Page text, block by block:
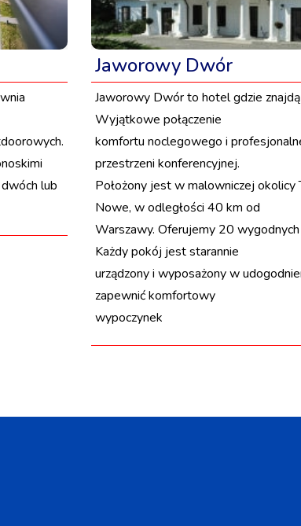
lub
Jaworowy Dwór
Jaworowy Dwór to hotel gdzie
Wyjątkowe połączenie
komfortu noclegowego i
przestrzeni konferencyjnej.
Położony jest w malowniczej okolicy
Nowe, w odległości 40 km od
Warszawy. Oferujemy 20
Każdy pokój jest starannie
urządzony i wyposażony w
zapewnić komfortowy
wypoczynek